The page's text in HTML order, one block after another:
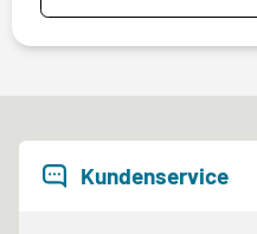
Kundenservice